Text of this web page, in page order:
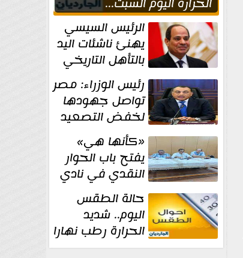
العظمى في القاهره 36
درجة الرئيس السيسي
يهنئ ناشئات اليد
بالتأهل التاريخي
إلى نصف نهائي
كأس العالم رئيس الوزراء: مصر
تواصل جهودها
لخفض التصعيد
والحفاظ على
الاستقرار الإقليمي«كأنها هي»
يفتح باب الحوار
النقدي في نادي
أدب مصر الجديدة
حالة الطقس
اليوم.. شديد
الحرارة رطب نهارا
مائل للحرارة رطب